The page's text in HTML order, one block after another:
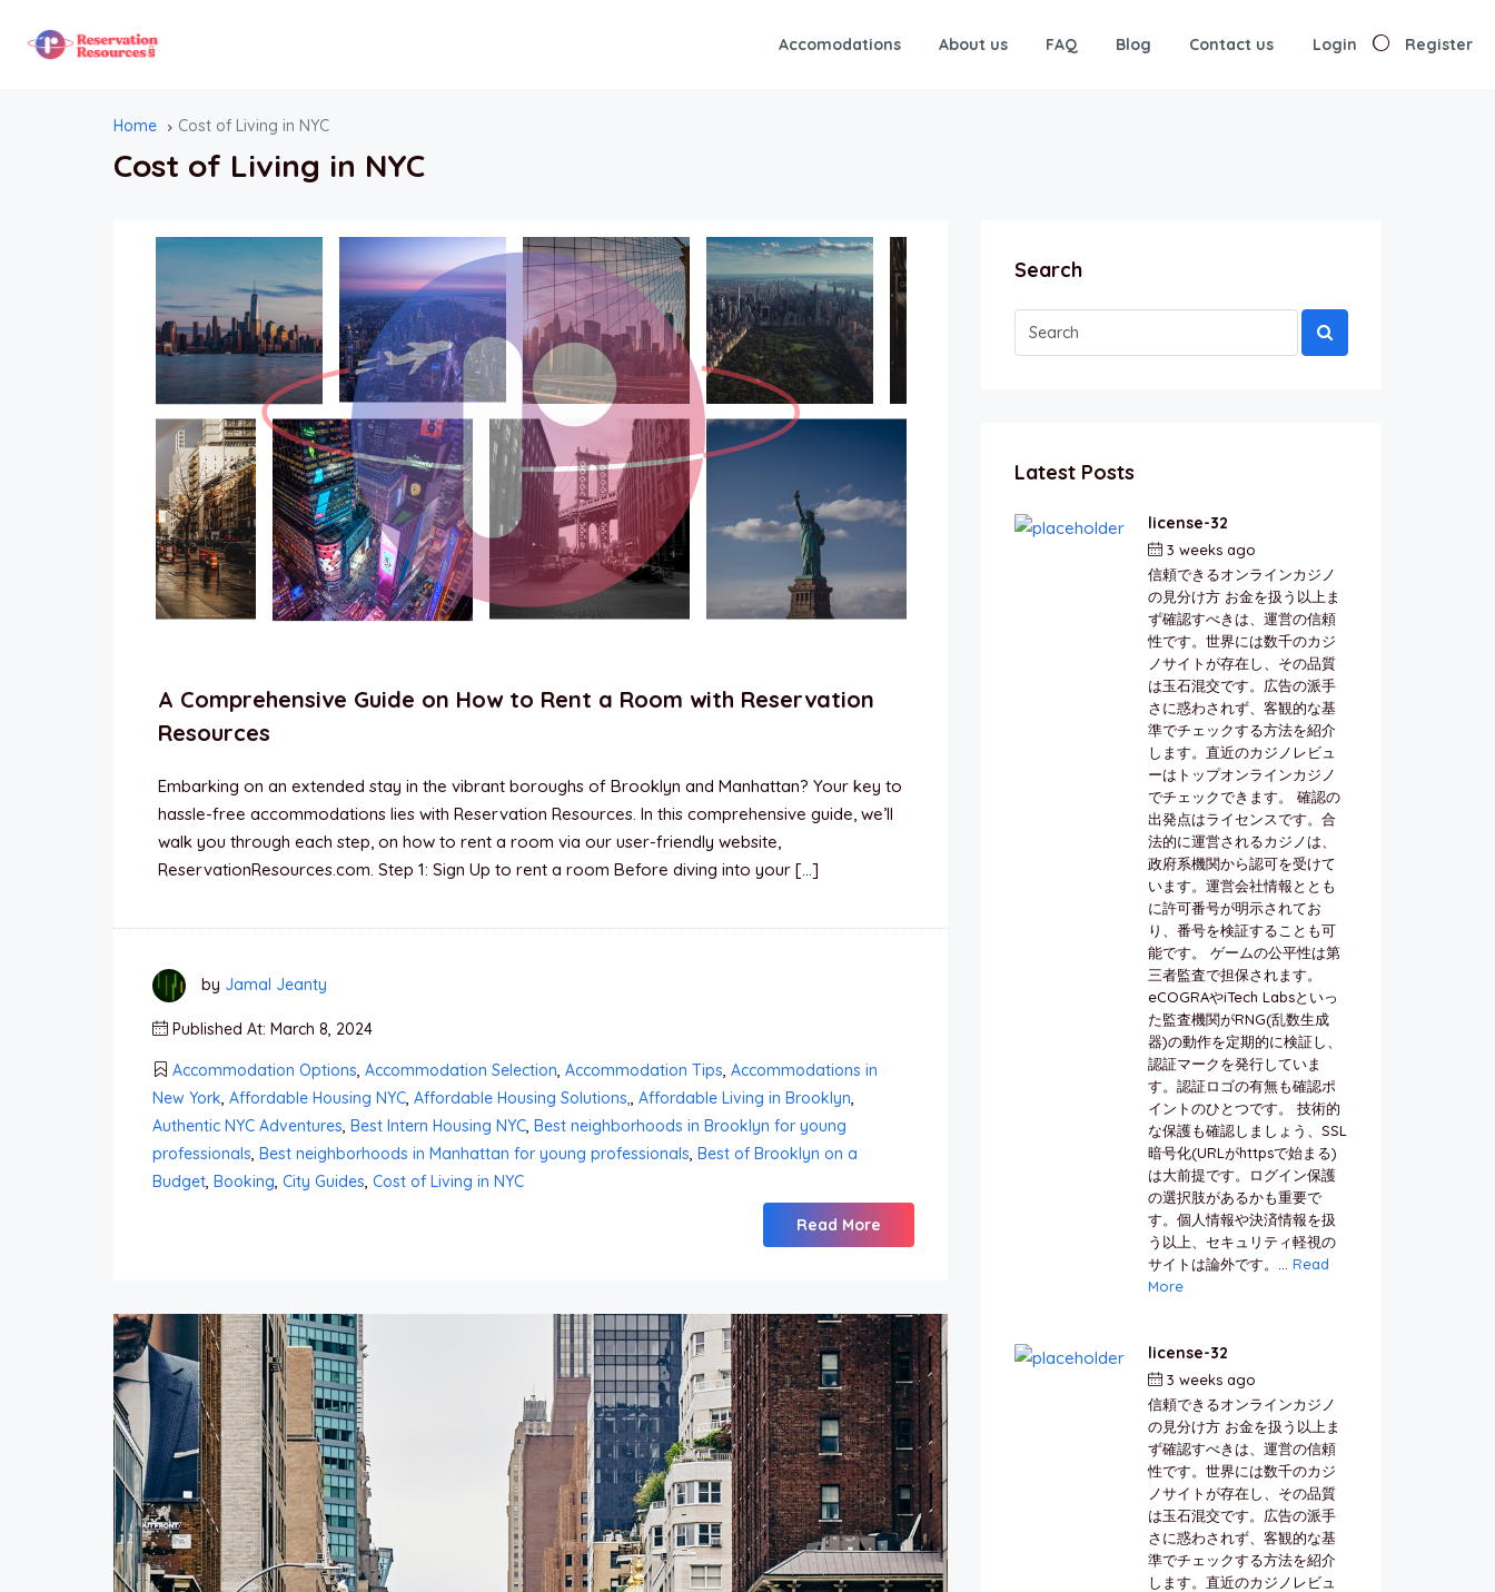
Accomodations About us FAQ Blog Contact us Login Register
Home Cost of Living in NYC
Cost of Living in NYC
A Comprehensive Guide on How to Rent a Room with Reservation
Resources
Embarking on an extended stay in the vibrant boroughs of Brooklyn and Manhattan? Your key to
hassle-free accommodations lies with Reservation Resources. In this comprehensive guide, we’ll
walk you through each step, on how to rent a room via our user-friendly website,
ReservationResources.com. Step 1: Sign Up to rent a room Before diving into your […]
by Jamal Jeanty
Published At: March 8, 2024
Accommodation Options, Accommodation Selection, Accommodation Tips, Accommodations in
New York, Affordable Housing NYC, Affordable Housing Solutions,, Affordable Living in Brooklyn,
Authentic NYC Adventures, Best Intern Housing NYC, Best neighborhoods in Brooklyn for young
professionals, Best neighborhoods in Manhattan for young professionals, Best of Brooklyn on a
Budget, Booking, City Guides, Cost of Living in NYC
Read More
Search
Latest Posts
license-32
3 weeks ago
信頼できるオンラインカジノ
の見分け方 お金を扱う以上ま
ず確認すべきは、運営の信頼
性です。世界には数千のカジ
ノサイトが存在し、その品質
は玉石混交です。広告の派手
さに惑わされず、客観的な基
準でチェックする方法を紹介
します。直近のカジノレビュ
ーはトップオンラインカジノ
でチェックできます。 確認の
出発点はライセンスです。合
法的に運営されるカジノは、
政府系機関から認可を受けて
います。運営会社情報ととも
に許可番号が明示されてお
り、番号を検証することも可
能です。 ゲームの公平性は第
三者監査で担保されます。
eCOGRAやiTech Labsといっ
た監査機関がRNG(乱数生成
器)の動作を定期的に検証し、
認証マークを発行していま
す。認証ロゴの有無も確認ポ
イントのひとつです。 技術的
な保護も確認しましょう、SSL
暗号化(URLがhttpsで始まる)
は大前提です。ログイン保護
の選択肢があるかも重要で
す。個人情報や決済情報を扱
う以上、セキュリティ軽視の
サイトは論外です。... Read
More
license-32
3 weeks ago
信頼できるオンラインカジノ
の見分け方 お金を扱う以上ま
ず確認すべきは、運営の信頼
性です。世界には数千のカジ
ノサイトが存在し、その品質
は玉石混交です。広告の派手
さに惑わされず、客観的な基
準でチェックする方法を紹介
します。直近のカジノレビュ